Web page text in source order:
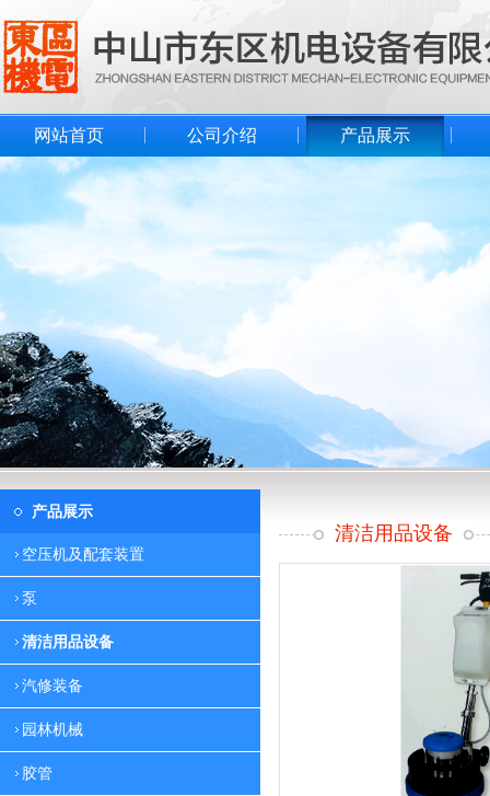
网站首页 公司介绍 产品展示
产品展示
空压机及配套装置
泵
清洁用品设备
汽修装备
园林机械
胶管
清洁用品设备